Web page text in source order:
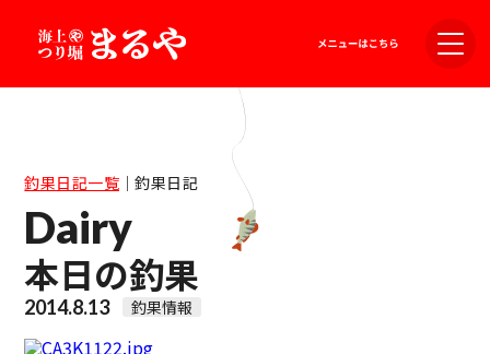
釣果日記一覧｜釣果日記
Dairy
本日の釣果
2014.8.13 釣果情報